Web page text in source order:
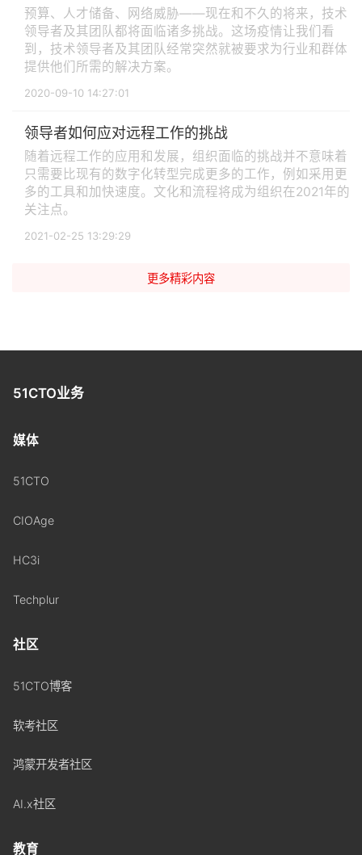
预算、人才储备、网络威胁——现在和不久的将来，技术
领导者及其团队都将面临诸多挑战。这场疫情让我们看
到，技术领导者及其团队经常突然就被要求为行业和群体
提供他们所需的解决方案。
2020-09-10 14:27:01
领导者如何应对远程工作的挑战
随着远程工作的应用和发展，组织面临的挑战并不意味着
只需要比现有的数字化转型完成更多的工作，例如采用更
多的工具和加快速度。文化和流程将成为组织在2021年的
关注点。
2021-02-25 13:29:29
更多精彩内容
51CTO业务
媒体
51CTO
CIOAge
HC3i
Techplur
社区
51CTO博客
软考社区
鸿蒙开发者社区
AI.x社区
教育